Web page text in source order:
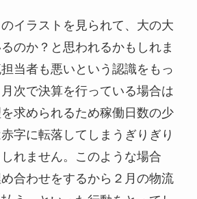
イラストを見られて、大の大
のか？と思われるかもしれま
当者も悪いという認識をもっ
次で決算を行っている場合は
求められるため稼働日数の少
字に転落してしまうぎりぎり
れません。このような場合
合わせをするから２月の物流